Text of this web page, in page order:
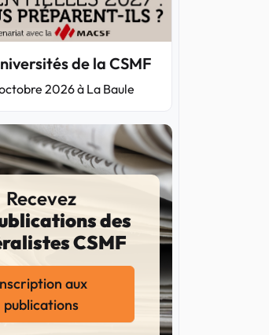
de la CSMF
octobre 2026 à La Baule
Recevez
des
CSMF
aux
publications